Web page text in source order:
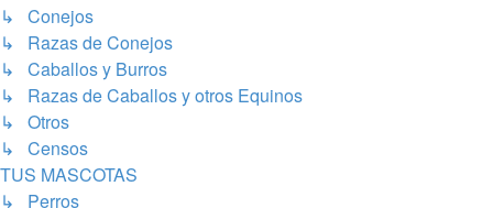
↳ Conejos
↳ Razas de Conejos
↳ Caballos y Burros
↳ Razas de Caballos y otros Equinos
↳ Otros
↳ Censos
TUS MASCOTAS
↳ Perros